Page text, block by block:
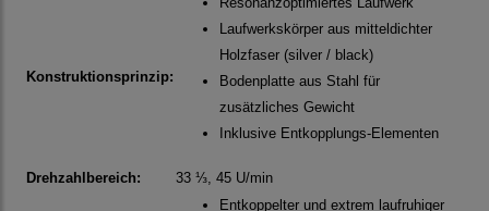
Konstruktionsprinzip:
Laufwerkskörper aus mitteldichter
Holzfaser (silver / black)
Bodenplatte aus Stahl für
zusätzliches Gewicht
Inklusive Entkopplungs-Elementen
Drehzahlbereich: 33 ⅓, 45 U/min
Entkoppelter und extrem laufruhiger